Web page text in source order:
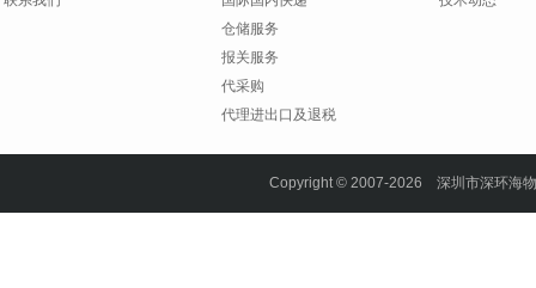
仓储服务
报关服务
代采购
代理进出口及退税
Copyright © 2007-2026 深圳市深环海